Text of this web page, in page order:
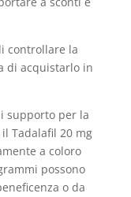
controllare la
di acquistarlo in
supporto per la
Tadalafil 20 mg
a coloro
possono
o da